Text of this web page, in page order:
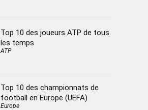
Top 10 des joueurs ATP de tous
les temps
ATP
Top 10 des championnats de
football en Europe (UEFA)
Europe